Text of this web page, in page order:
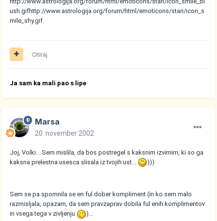
ush.gifhttp://www.astrologija.org/forum/html/emoticons/stari/icon_s
mile_shy.gif
Citiraj
Ja sam ka mali pao s lipe
Marsa
20. november 2002
Joj, Volki... Sem mislila, da bos postregel s kaksnim izvirnim, ki so ga
kaksna prelestna usesca slisala iz tvojih ust...
)))
Sem se pa spomnila se en ful dober kompliment (in ko sem malo
razmisljala, opazam, da sem pravzaprav dobila ful enih komplimentov
in vsega tega v zivljenju
)...